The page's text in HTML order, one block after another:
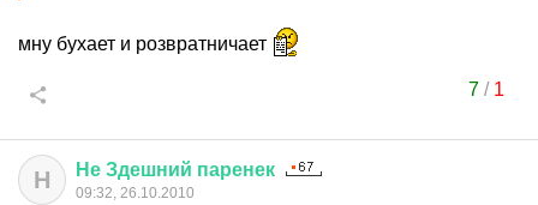
мну бухает и розвратничает
7/ 1
Н Не Здешний паренек
09:32, 26.10.2010